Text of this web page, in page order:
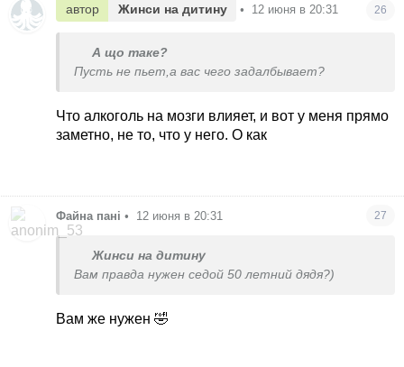
автор Жинси на дитину • 12 июня в 20:31 26
А що таке?
Пусть не пьет,а вас чего задалбывает?
Что алкоголь на мозги влияет, и вот у меня прямо
заметно, не то, что у него. О как
Файна пані • 12 июня в 20:31 27
Жинси на дитину
Вам правда нужен седой 50 летний дядя?)
Вам же нужен 🤣